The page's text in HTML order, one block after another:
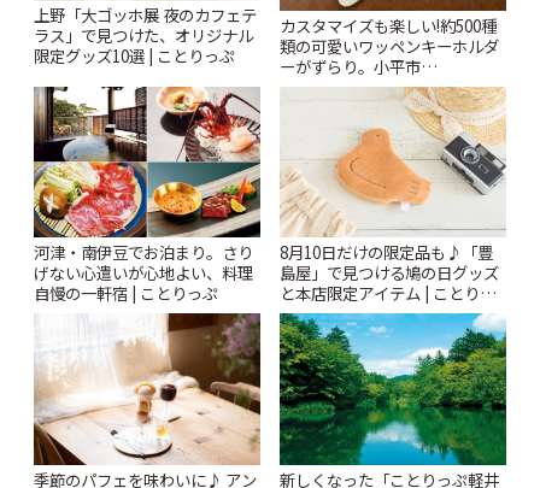
上野「大ゴッホ展 夜のカフェテ
ラス」で見つけた、オリジナル
限定グッズ10選 | ことりっぷ
カスタマイズも楽しい!約500種
類の可愛いワッペンキーホルダ
ーがずらり。小平市
「Kimamaya T&K」 | ことりっ
河津・南伊豆でお泊まり。さり
げない心遣いが心地よい、料理
自慢の一軒宿 | ことりっぷ
8月10日だけの限定品も♪「豊
島屋」で見つける鳩の日グッズ
と本店限定アイテム | ことりっ
ぷ
季節のパフェを味わいに♪ アン
新しくなった「ことりっぷ軽井